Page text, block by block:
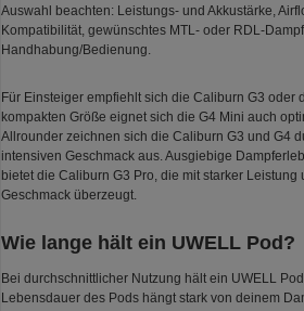
Auswahl beachten: Leistungs- und Akkustärke,
Kompatibilität, gewünschtes MTL- oder RDL-
Handhabung/Bedienung.
Für Einsteiger empfiehlt sich die Caliburn G3 oder
kompakten Größe eignet sich die G4 Mini auch
Allrounder zeichnen sich die Caliburn G3 und G4
intensiven Geschmack aus. Ausgiebige
bietet die Caliburn G3 Pro, die mit starker Leistung
Geschmack überzeugt.
Wie lange hält ein UWELL Pod?
Bei durchschnittlicher Nutzung hält ein UWELL
Lebensdauer des Pods hängt stark von deinem